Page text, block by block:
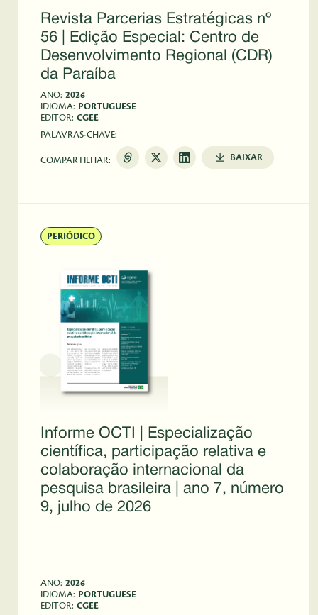
Revista Parcerias Estratégicas nº
56 | Edição Especial: Centro de
Desenvolvimento Regional (CDR)
da Paraíba
ANO: 2026
IDIOMA: PORTUGUESE
EDITOR: CGEE
PALAVRAS-CHAVE:
COMPARTILHAR: BAIXAR
PERIÓDICO
Informe OCTI | Especialização
científica, participação relativa e
colaboração internacional da
pesquisa brasileira | ano 7, número
9, julho de 2026
ANO: 2026
IDIOMA: PORTUGUESE
EDITOR: CGEE